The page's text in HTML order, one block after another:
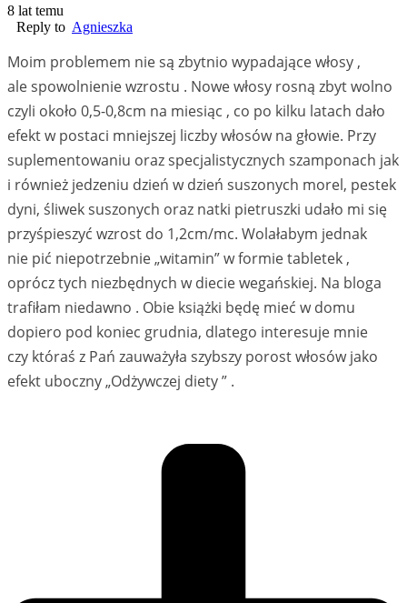
8 lat temu
Reply to Agnieszka
Moim problemem nie są zbytnio wypadające włosy ,
ale spowolnienie wzrostu . Nowe włosy rosną zbyt wolno
czyli około 0,5-0,8cm na miesiąc , co po kilku latach dało
efekt w postaci mniejszej liczby włosów na głowie. Przy
suplementowaniu oraz specjalistycznych szamponach jak
i również jedzeniu dzień w dzień suszonych morel, pestek
dyni, śliwek suszonych oraz natki pietruszki udało mi się
przyśpieszyć wzrost do 1,2cm/mc. Wolałabym jednak
nie pić niepotrzebnie „witamin” w formie tabletek ,
oprócz tych niezbędnych w diecie wegańskiej. Na bloga
trafiłam niedawno . Obie książki będę mieć w domu
dopiero pod koniec grudnia, dlatego interesuje mnie
czy któraś z Pań zauważyła szybszy porost włosów jako
efekt uboczny „Odżywczej diety ” .